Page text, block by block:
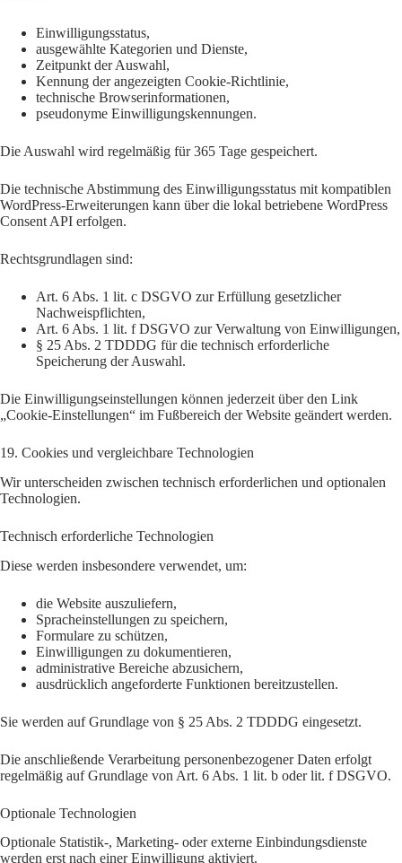
Einwilligungsstatus,
ausgewählte Kategorien und Dienste,
Zeitpunkt der Auswahl,
Kennung der angezeigten Cookie-Richtlinie,
technische Browserinformationen,
pseudonyme Einwilligungskennungen.
Die Auswahl wird regelmäßig für 365 Tage gespeichert.
Die technische Abstimmung des Einwilligungsstatus mit kompatiblen
WordPress-Erweiterungen kann über die lokal betriebene WordPress
Consent API erfolgen.
Rechtsgrundlagen sind:
Art. 6 Abs. 1 lit. c DSGVO zur Erfüllung gesetzlicher
Nachweispflichten,
Art. 6 Abs. 1 lit. f DSGVO zur Verwaltung von Einwilligungen,
§ 25 Abs. 2 TDDDG für die technisch erforderliche
Speicherung der Auswahl.
Die Einwilligungseinstellungen können jederzeit über den Link
„Cookie-Einstellungen“ im Fußbereich der Website geändert werden.
19. Cookies und vergleichbare Technologien
Wir unterscheiden zwischen technisch erforderlichen und optionalen
Technologien.
Technisch erforderliche Technologien
Diese werden insbesondere verwendet, um:
die Website auszuliefern,
Spracheinstellungen zu speichern,
Formulare zu schützen,
Einwilligungen zu dokumentieren,
administrative Bereiche abzusichern,
ausdrücklich angeforderte Funktionen bereitzustellen.
Sie werden auf Grundlage von § 25 Abs. 2 TDDDG eingesetzt.
Die anschließende Verarbeitung personenbezogener Daten erfolgt
regelmäßig auf Grundlage von Art. 6 Abs. 1 lit. b oder lit. f DSGVO.
Optionale Technologien
Optionale Statistik-, Marketing- oder externe Einbindungsdienste
werden erst nach einer Einwilligung aktiviert.